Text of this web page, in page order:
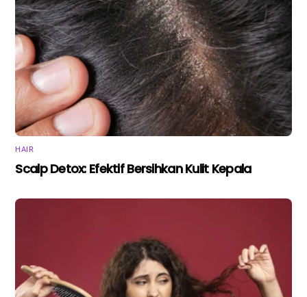
HAIR
Scalp Detox: Efektif Bersihkan Kulit Kepala